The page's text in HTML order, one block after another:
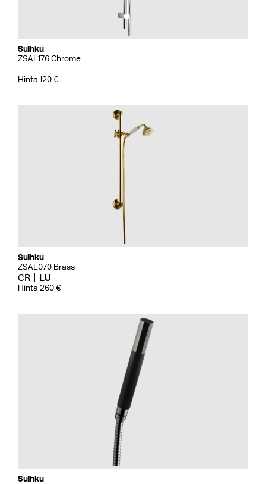
Suihku
ZSAL176 Chrome
Hinta 120 €
Suihku
ZSAL070 Brass
CR LU
Hinta 260 €
Suihku